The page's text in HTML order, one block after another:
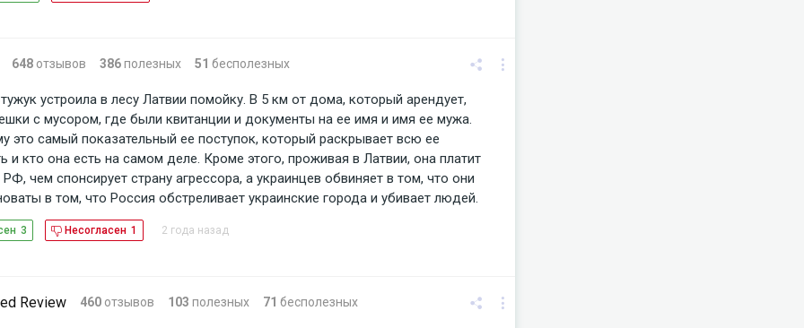
648 отзывов 386полезных 51 бесполезных
устроила в лесу Латвии помойку. В 5 км от дома, который арендует,
с мусором, где были квитанции и документы на ее имя и имя ее мужа.
это самый показательный ее поступок, который раскрывает всю ее
и кто она есть на самом деле. Кроме этого, проживая в Латвии, она платит
РФ, чем спонсирует страну агрессора, а украинцев обвиняет в том, что они
в том, что Россия обстреливает украинские города и убивает людей.
3 Несогласен 1 2 года назад
Review 460 отзывов 103 полезных 71 бесполезных